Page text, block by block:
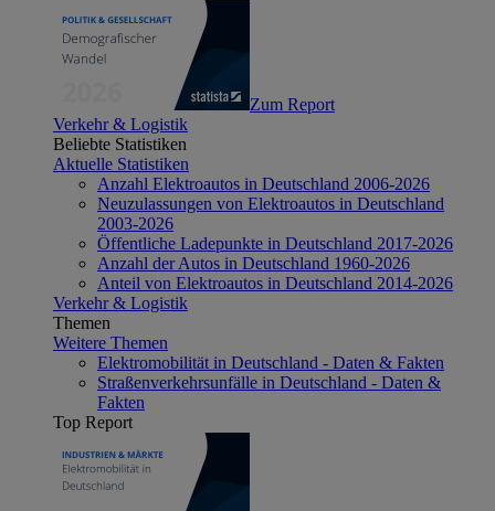
Zum Report
Verkehr & Logistik
Beliebte Statistiken
Aktuelle Statistiken
Anzahl Elektroautos in Deutschland 2006-2026
Neuzulassungen von Elektroautos in Deutschland
2003-2026
Öffentliche Ladepunkte in Deutschland 2017-2026
Anzahl der Autos in Deutschland 1960-2026
Anteil von Elektroautos in Deutschland 2014-2026
Verkehr & Logistik
Themen
Weitere Themen
Elektromobilität in Deutschland - Daten & Fakten
Straßenverkehrsunfälle in Deutschland - Daten &
Fakten
Top Report